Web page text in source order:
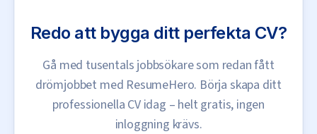
Redo att bygga ditt perfekta CV?
Gå med tusentals jobbsökare som redan fått
drömjobbet med ResumeHero. Börja skapa ditt
professionella CV idag – helt gratis, ingen
inloggning krävs.